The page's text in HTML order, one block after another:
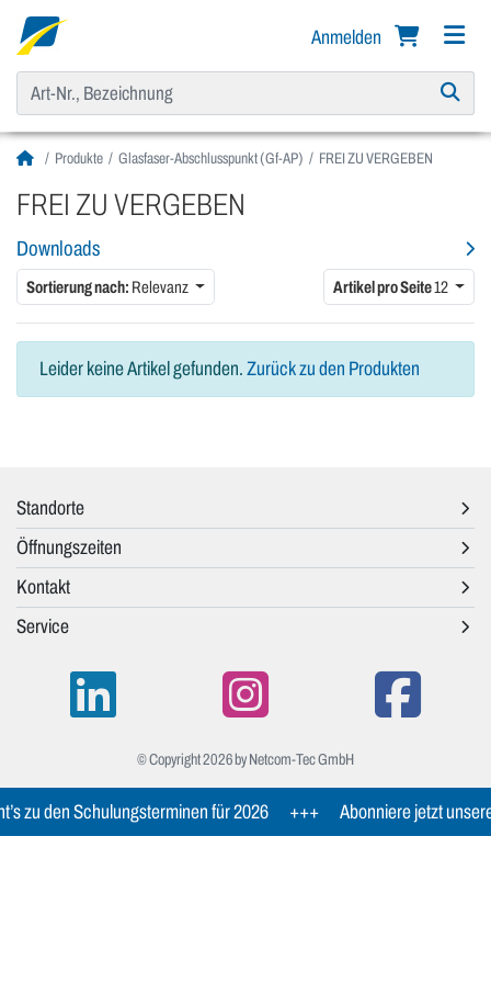
Anmelden
Produkte Glasfaser-Abschlusspunkt (Gf-AP) FREI ZU VERGEBEN
FREI ZU VERGEBEN
Downloads
Sortierung nach: Relevanz Artikel pro Seite12
Leider keine Artikel gefunden. Zurück zu den Produkten
Standorte
Öffnungszeiten
Kontakt
Service
© Copyright 2026 by Netcom-Tec GmbH
zu den Schulungsterminen für 2026 +++ Abonniere jetzt